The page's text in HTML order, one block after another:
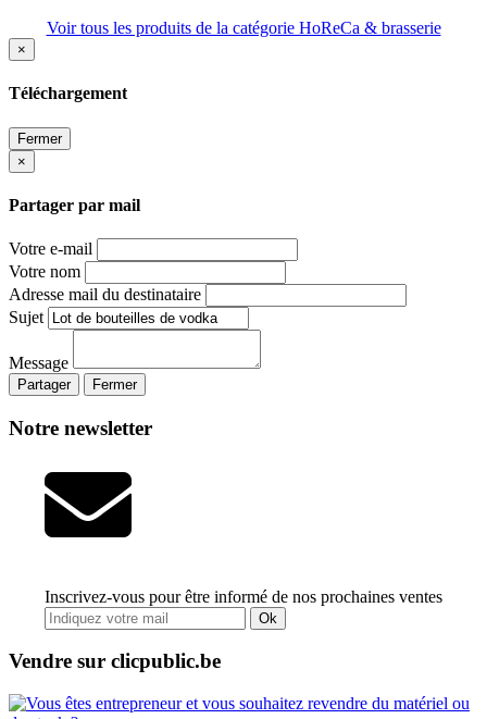
Voir tous les produits de la catégorie HoReCa & brasserie
×
Téléchargement
Fermer
×
Partager par mail
Votre e-mail
Votre nom
Adresse mail du destinataire
Sujet
Message
Partager Fermer
Notre newsletter
Inscrivez-vous pour être informé de nos prochaines ventes
Ok
Vendre sur clicpublic.be